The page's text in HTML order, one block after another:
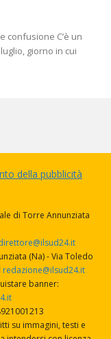
confusione C’è un
giorno in cui
della pubblicità
di Torre Annunziata
(Na) - Via Toledo
redazione@ilsud24.it
banner:
su immagini, testi e